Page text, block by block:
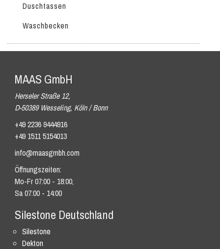
Duschtassen
Waschbecken
MAAS GmbH
Herseler Straße 12,
D-50389 Wesseling, Köln / Bonn
+49 2236 9444916
+49 1511 5154013
info@maasgmbh.com
Öffnungszeiten:
Mo-Fr 07:00 - 18:00,
Sa 07:00 - 14:00
Silestone Deutschland
Silestone
Dekton